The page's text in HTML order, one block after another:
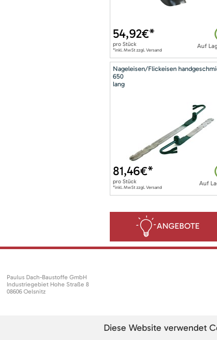
Auf
54,92€*
pro Stück
*inkl. MwSt zzgl. Versand
Nageleisen/Flickeisen
650
lang
Auf
81,46€*
pro Stück
*inkl. MwSt zzgl. Versand
ANGEBOTE
Paulus Dach-Baustoffe GmbH
Industriegebiet Hohe Straße 8
08606 Oelsnitz
Diese Website verwendet